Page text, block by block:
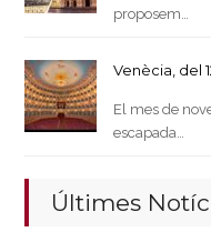
proposem…
Venècia, del
El mes de
escapada…
Últimes